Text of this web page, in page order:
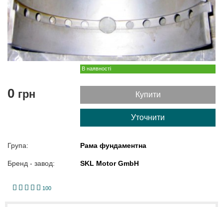
В наявності
0 грн Купити
Уточнити
Група: Рама фундаментна
Бренд - завод: SKL Motor GmbH
100
12345